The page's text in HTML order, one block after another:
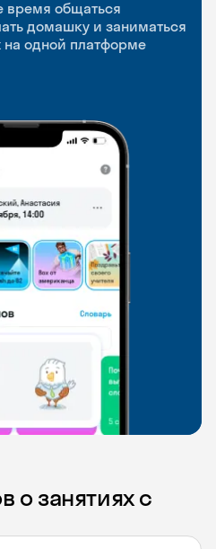
время общаться
домашку и заниматься
одной платформе
новые слова где
практики
с преподавателями
о занятиях с